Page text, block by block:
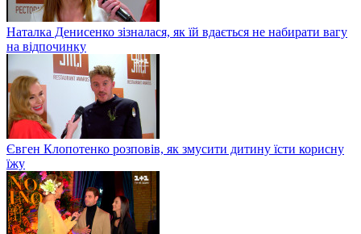
Наталка Денисенко зізналася, як їй вдається не набирати вагу
на відпочинку
Євген Клопотенко розповів, як змусити дитину їсти корисну
їжу